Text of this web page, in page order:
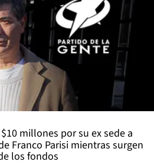
$10 millones por su ex sede a
Franco Parisi mientras surgen
los fondos